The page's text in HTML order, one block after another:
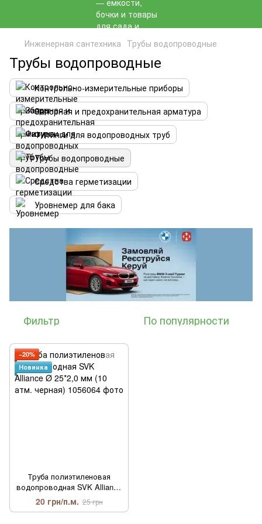
Инженерная сантехника Трубы водопроводные
Трубы водопроводные
Контрольно-измерительные приборы
Запорная и предохранительная арматура
Фитинги для водопроводных труб
Трубы водопроводные
Средства герметизации
Уровнемер для бака
Фильтр По популярности
−20%
Новинка
Труба полиэтиленовая
водопроводная SVK Alliance
Ø 25*2,0 мм (10 атм. черная)
20 грн/п.м. 25 грн